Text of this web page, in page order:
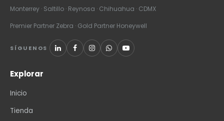
Monterrey · Saltillo · Reynosa · Chihuahua · CDMX
Premier Partner Zebra · Gold Partner Honeywell
SÍGUENOS
Explorar
Inicio
Tienda